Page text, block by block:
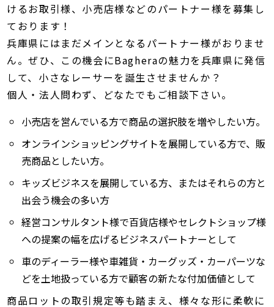
けるお取引様、小売店様などのパートナー様を募集し
ております！
兵庫県にはまだメインとなるパートナー様がおりませ
ん。ぜひ、この機会にBagheraの魅力を兵庫県に発信
して、小さなレーサーを誕生させませんか？
個人・法人問わず、どなたでもご相談下さい。
小売店を営んでいる方で商品の選択肢を増やしたい方。
オンラインショッピングサイトを展開している方で、販
売商品としたい方。
キッズビジネスを展開している方、またはそれらの方と
出会う機会の多い方
経営コンサルタント様で百貨店様やセレクトショップ様
への提案の幅を広げるビジネスパートナーとして
車のディーラー様や車雑貨・カーグッズ・カーパーツな
どを土地扱っている方で顧客の新たな付加価値として
商品ロットの取引規定等も踏まえ、様々な形に柔軟に